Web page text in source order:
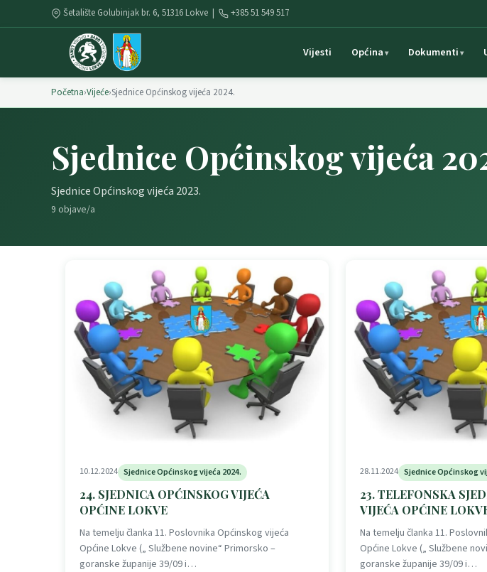
Šetalište Golubinjak br. 6, 51316 Lokve | +385 51 549 517
Vijesti Općina Dokumenti
Početna›Vijeće›Sjednice Općinskog vijeća 2024.
Sjednice Općinskog vijeća
Sjednice Općinskog vijeća 2023.
9 objave/a
10.12.2024 Sjednice Općinskog vijeća 2024.
24. SJEDNICA OPĆINSKOG VIJEĆA
OPĆINE LOKVE
Na temelju članka 11. Poslovnika Općinskog vijeća
Općine Lokve („ Službene novine“ Primorsko –
goranske županije 39/09 i…
28.11.2024 Sjednice Općinskog
23. TELEFONSKA
VIJEĆA OPĆINE
Na temelju članka 11.
Općine Lokve („ Službene
goranske županije 39/09 i…